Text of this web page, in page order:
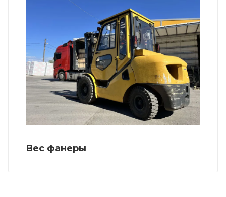
Вес фанеры